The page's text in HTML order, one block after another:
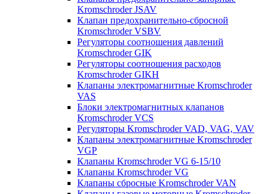
Kromschroder JSAV
Клапан предохранительно-сбросной
Kromschroder VSBV
Регуляторы соотношения давлений
Kromschroder GIK
Регуляторы соотношения расходов
Kromschroder GIKH
Клапаны электромагнитные Kromschroder
VAS
Блоки электромагнитных клапанов
Kromschroder VCS
Регуляторы Kromschroder VAD, VAG, VAV
Клапаны электромагнитные Kromschroder
VGP
Клапаны Kromschroder VG 6-15/10
Клапаны Kromschroder VG
Клапаны сбросные Kromschroder VAN